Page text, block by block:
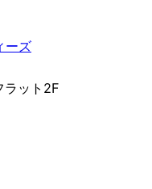
ーズ
ラット2F